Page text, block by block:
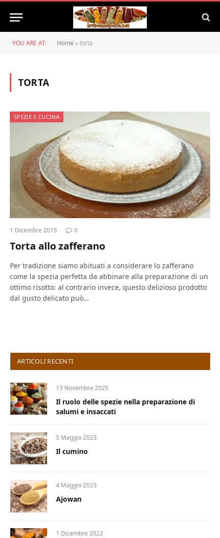
YOU ARE AT: Home »torta
TORTA
SPEZIE E CUCINA
1 Dicembre 2015 0
Torta allo zafferano
Per tradizione siamo abituati a considerare lo zafferano
come la spezia perfetta da abbinare alla preparazione di un
ottimo risotto: al contrario invece, questo delizioso prodotto
dal gusto delicato può…
ARTICOLI RECENTI
13 Novembre 2025
Il ruolo delle spezie nella preparazione di
salumi e insaccati
5 Maggio 2023
Il cumino
4 Maggio 2023
Ajowan
1 Dicembre 2022